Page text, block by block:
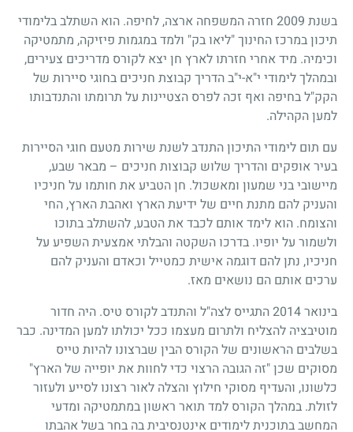
בשנת 2009 חזרה המשפחה ארצה, לחיפה. הוא השתלב בלימודי
תיכון במרכז החינוך "ליאו בק" ולמד במגמות פיזיקה, מתמטיקה
וכימיה. מיד אחרי חזרתו לארץ חן יצא לקורס מדריכים צעירים,
ובמהלך לימודי י"א-י"ב הדריך קבוצת חניכים בחוגי סיירות של
הקק"ל בחיפה ואף זכה לפרס הצטיינות על תרומתו והתנדבותו
למען הקהילה.
עם תום לימודי התיכון התנדב לשנת שירות מטעם חוגי הסיירות
בעיר אופקים והדריך שלוש קבוצות חניכים – מבאר שבע,
מיישובי בני שמעון ומאשכול. חן הטביע את חותמו על חניכיו
והעניק להם מתנת חיים של ידיעת הארץ ואהבת הארץ, החי
והצומח. הוא לימד אותם לכבד את הטבע, להשתלב בתוכו
ולשמור על יופיו. בדרכו השקטה והבלתי אמצעית השפיע על
חניכיו, נתן להם דוגמה אישית כמטייל וכאדם והעניק להם
ערכים אותם הם נושאים מאז.
בינואר 2014 התגייס לצה"ל והתנדב לקורס טיס. היה חדור
מוטיבציה להצליח ולתרום מעצמו ככל יכולתו למען המדינה. כבר
בשלבים הראשונים של הקורס הבין שברצונו להיות טייס
מסוקים שכן "זה הגובה הרצוי כדי לחוות את יופייה של הארץ"
כלשונו, והעדיף מסוקי חילוץ והצלה לאור רצונו לסייע ולעזור
לזולת. במהלך הקורס למד תואר ראשון במתמטיקה ומדעי
המחשב בתוכנית לימודים אינטנסיבית בה בחר בשל אהבתו